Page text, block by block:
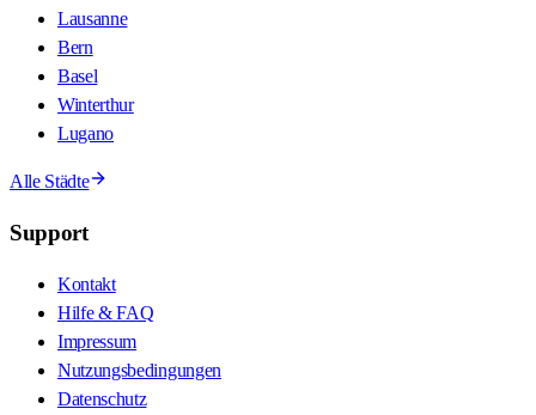
Lausanne
Bern
Basel
Winterthur
Lugano
Alle Städte
Support
Kontakt
Hilfe & FAQ
Impressum
Nutzungsbedingungen
Datenschutz